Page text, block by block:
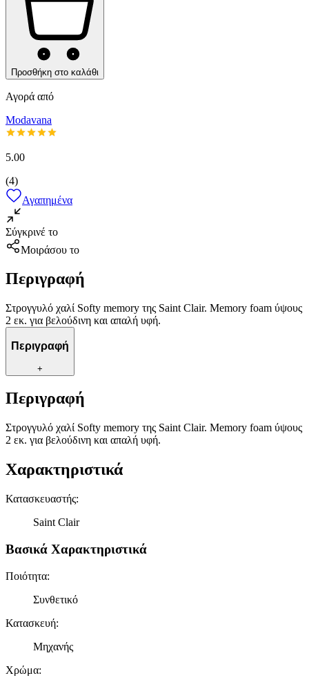
Προσθήκη στο καλάθι
Αγορά από
Modavana
5.00
(4)
Αγαπημένα
Σύγκρινέ το
Μοιράσου το
Περιγραφή
Στρογγυλό χαλί Softy memory της Saint Clair. Memory foam ύψους
2 εκ. για βελούδινη και απαλή υφή.
Περιγραφή
+
Περιγραφή
Στρογγυλό χαλί Softy memory της Saint Clair. Memory foam ύψους
2 εκ. για βελούδινη και απαλή υφή.
Χαρακτηριστικά
Κατασκευαστής:
Saint Clair
Βασικά Χαρακτηριστικά
Ποιότητα:
Συνθετικό
Κατασκευή:
Μηχανής
Χρώμα: